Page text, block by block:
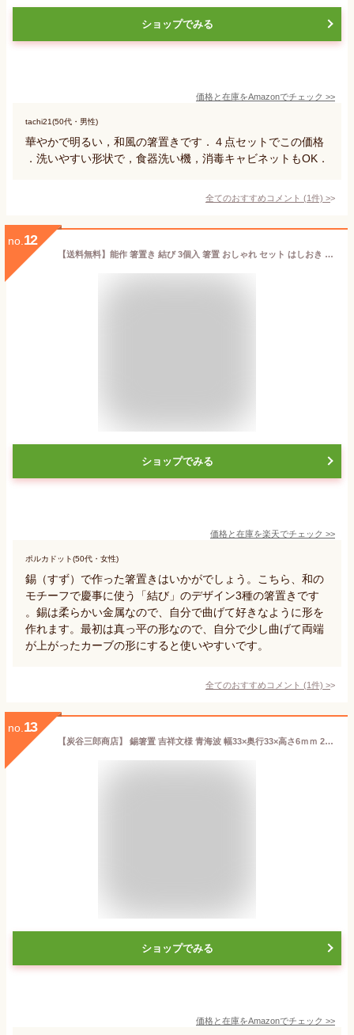
ショップでみる
価格と在庫をAmazonでチェック >>
tachi21(50代・男性)
華やかで明るい，和風の箸置きです．４点セットでこの価格
．洗いやすい形状で，食器洗い機，消毒キャビネットもOK．
全てのおすすめコメント (1件) >
no. 12
【送料無料】能作 箸置き 結び 3個入 箸置 おしゃれ セット はしおき プレゼント シンプル おめでたい 抗菌 食器 カトラリー 錫製品 引き出物 新築祝い 結婚祝い 内祝い 出産祝い
ショップでみる
価格と在庫を楽天でチェック >>
ポルカドット(50代・女性)
錫（すず）で作った箸置きはいかがでしょう。こちら、和の
モチーフで慶事に使う「結び」のデザイン3種の箸置きです
。錫は柔らかい金属なので、自分で曲げて好きなように形を
作れます。最初は真っ平の形なので、自分で少し曲げて両端
が上がったカーブの形にすると使いやすいです。
全てのおすすめコメント (1件) >
no. 13
【炭谷三郎商店】 錫箸置 吉祥文様 青海波 幅33×奥行33×高さ6ｍｍ 20g 錫製 箸置き 縁起柄 和み 富山県 高岡市 炭谷箸置き 和柄
ショップでみる
価格と在庫をAmazonでチェック >>